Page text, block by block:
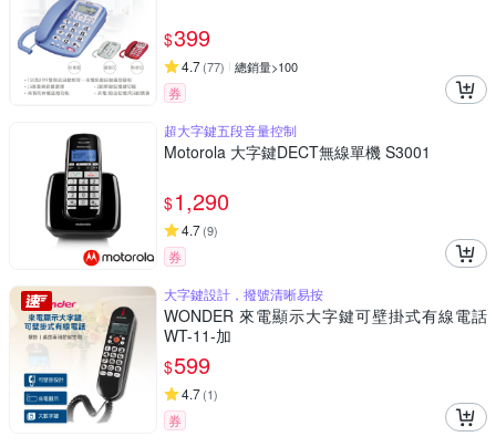
$399
4.7(77) 總銷量>100
券
超大字鍵五段音量控制
Motorola 大字鍵DECT無線單機 S3001
$1,290
4.7(9)
券
大字鍵設計，撥號清晰易按
WONDER 來電顯示大字鍵可壁掛式有線電話
WT-11-加
$599
4.7(1)
券